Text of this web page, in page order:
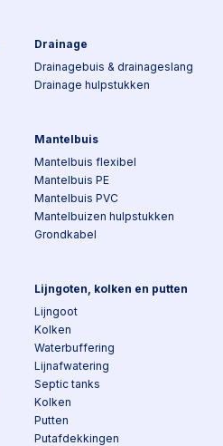
Drainage
Drainagebuis & drainageslang
Drainage hulpstukken
Mantelbuis
Mantelbuis flexibel
Mantelbuis PE
Mantelbuis PVC
Mantelbuizen hulpstukken
Grondkabel
Lijngoten, kolken en putten
Lijngoot
Kolken
Waterbuffering
Lijnafwatering
Septic tanks
Kolken
Putten
Putafdekkingen